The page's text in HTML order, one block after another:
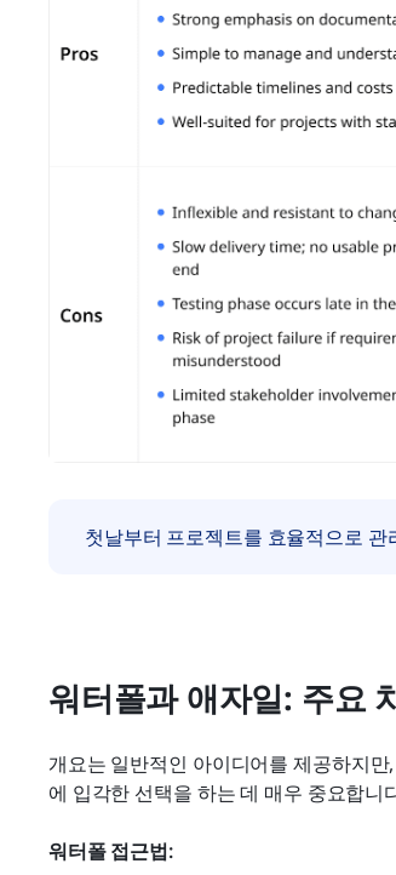
첫날부터 프로젝트를 효율적으로 관
워터폴과 애자일: 주요
개요는 일반적인 아이디어를 제공하지만,
에 입각한 선택을 하는 데 매우 중요합
워터폴 접근법: